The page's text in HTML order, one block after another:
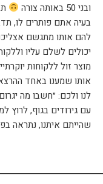
ובני 50 באותה צורה
בעיה אתם פותרים לו,
להם אותו מתגשם
יכולים לשלם עליו
מוצר זול ללקוחות
אותו שמענו באחד
עם גירודים בגוף,
שהייתם איתנו, נתראה